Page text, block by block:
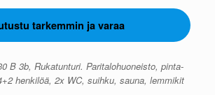
tarkemmin ja varaa
B 3b, Rukatunturi. Paritalohuoneisto, pinta-
henkilöä, 2x WC, suihku, sauna, lemmikit